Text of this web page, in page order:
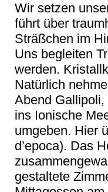
Wir setzen
führt über
Sträßchen im
Uns begleiten
werden.
Natürlich
Abend
ins Ionische
umgeben. Hier
d’epoca). Das
gestaltete